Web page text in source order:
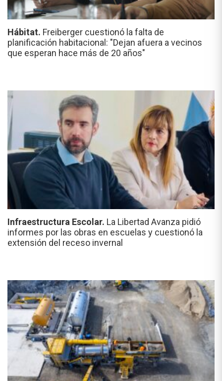
Hábitat. Freiberger cuestionó la falta de
planificación habitacional: "Dejan afuera a vecinos
que esperan hace más de 20 años"
Infraestructura Escolar. La Libertad Avanza pidió
informes por las obras en escuelas y cuestionó la
extensión del receso invernal